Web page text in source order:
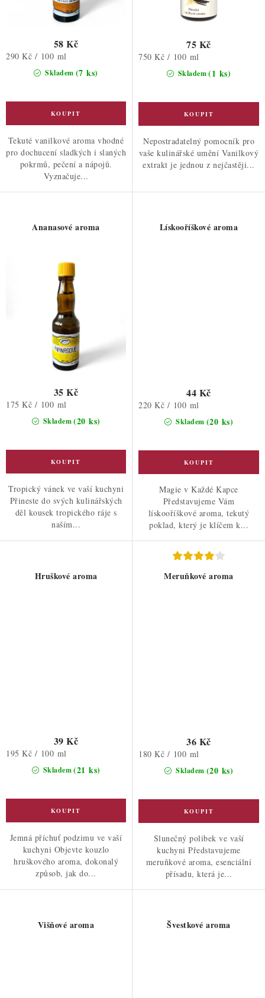
Skladem (7 ks)
58 Kč
Měrná
290 Kč / 100 ml
Tekuté vanilkové aroma vhodné
pro dochucení sladkých i slaných
pokrmů, pečení a nápojů.
Vyznačuje...
Skladem(1 ks)
75 Kč
Měrná
750 Kč / 100 ml
Nepostradatelný pomocník pro
vaše kulinářské umění Vanilkový
extrakt je jednou z nejčastěji...
Ananasové aroma
Skladem(20 ks)
35 Kč
Měrná
175 Kč / 100 ml
Tropický vánek ve vaší kuchyni
Přineste do svých kulinářských
děl kousek tropického ráje s
naším...
Lískooříškové aroma
Skladem (20 ks)
44 Kč
Měrná
220 Kč / 100 ml
Magie v Každé Kapce
Představujeme Vám
lískooříškové aroma, tekutý
poklad, který je klíčem k...
Hruškové aroma
Skladem(21 ks)
39 Kč
Měrná
195 Kč / 100 ml
Jemná příchuť podzimu ve vaší
kuchyni Objevte kouzlo
hruškového aroma, dokonalý
způsob, jak do...
Meruňkové aroma
Skladem (20 ks)
36 Kč
Měrná
180 Kč / 100 ml
Slunečný polibek ve vaší
kuchyni Představujeme
meruňkové aroma, esenciální
přísadu, která je...
Višňové aroma Švestkové aroma